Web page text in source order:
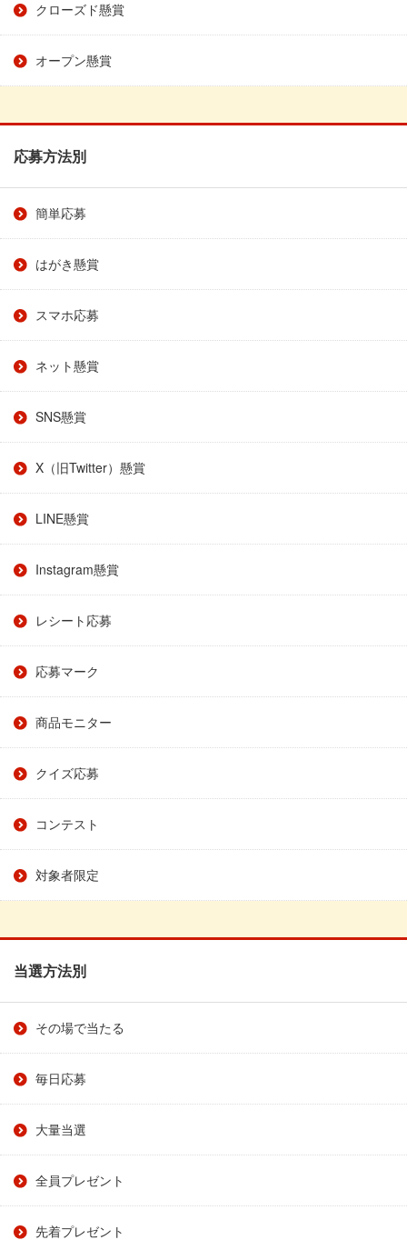
クローズド懸賞
オープン懸賞
応募方法別
簡単応募
はがき懸賞
スマホ応募
ネット懸賞
SNS懸賞
X（旧Twitter）懸賞
LINE懸賞
Instagram懸賞
レシート応募
応募マーク
商品モニター
クイズ応募
コンテスト
対象者限定
当選方法別
その場で当たる
毎日応募
大量当選
全員プレゼント
先着プレゼント